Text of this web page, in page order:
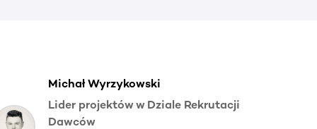
Michał Wyrzykowski
Lider projektów w Dziale Rekrutacji
Dawców